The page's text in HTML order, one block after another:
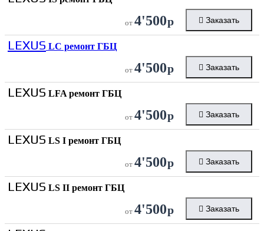
от 4'500р Заказать
LEXUS LC ремонт ГБЦ
от 4'500р Заказать
LEXUS LFA ремонт ГБЦ
от 4'500р Заказать
LEXUS LS I ремонт ГБЦ
от 4'500р Заказать
LEXUS LS II ремонт ГБЦ
от 4'500р Заказать